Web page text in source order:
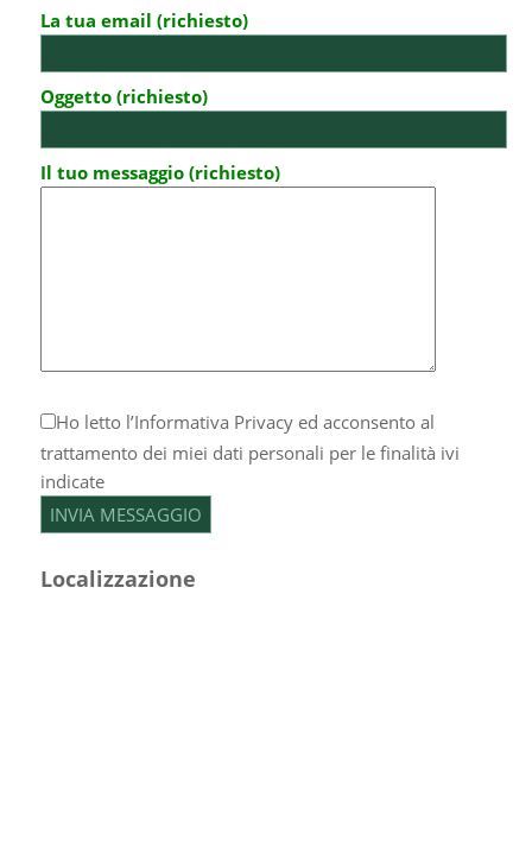
La tua email (richiesto)
Oggetto (richiesto)
Il tuo messaggio (richiesto)
Ho letto l’Informativa Privacyed acconsento al
trattamento dei miei dati personali per le finalità ivi
indicate
Localizzazione